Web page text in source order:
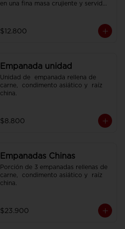
en una fina masa crujiente y servidos
$12.800
Empanada unidad
Unidad de  empanada rellena de
carne,  condimento asiático y  raíz
china.
$8.800
Empanadas Chinas
Porción de 3 empanadas rellenas de
carne,  condimento asiático y  raíz
china.
$23.900